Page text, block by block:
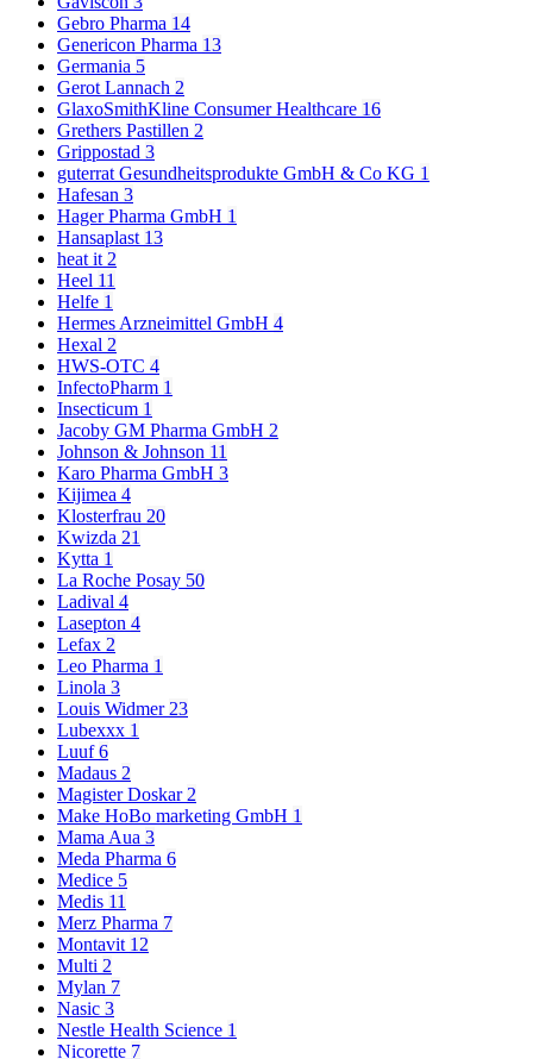
Gebro Pharma 14
Genericon Pharma 13
Germania 5
Gerot Lannach 2
GlaxoSmithKline Consumer Healthcare 16
Grethers Pastillen 2
Grippostad 3
guterrat Gesundheitsprodukte GmbH & Co KG 1
Hafesan 3
Hager Pharma GmbH 1
Hansaplast 13
heat it 2
Heel 11
Helfe 1
Hermes Arzneimittel GmbH 4
Hexal 2
HWS-OTC 4
InfectoPharm 1
Insecticum 1
Jacoby GM Pharma GmbH 2
Johnson & Johnson 11
Karo Pharma GmbH 3
Kijimea 4
Klosterfrau 20
Kwizda 21
Kytta 1
La Roche Posay 50
Ladival 4
Lasepton 4
Lefax 2
Leo Pharma 1
Linola 3
Louis Widmer 23
Lubexxx 1
Luuf6
Madaus 2
Magister Doskar 2
Make HoBo marketing GmbH 1
Mama Aua 3
Meda Pharma 6
Medice 5
Medis 11
Merz Pharma 7
Montavit 12
Multi 2
Mylan 7
Nasic 3
Nestle Health Science 1
Nicorette 7